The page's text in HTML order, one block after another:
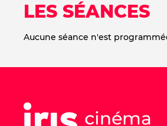
LES SÉANCES
Aucune séance n'est